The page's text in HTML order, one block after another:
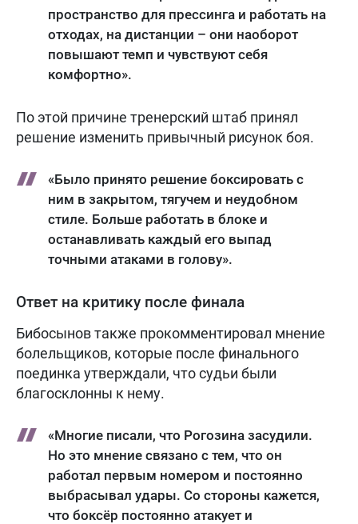
пространство для прессинга и работать на
отходах, на дистанции – они наоборот
повышают темп и чувствуют себя
комфортно».
По этой причине тренерский штаб принял
решение изменить привычный рисунок боя.
«Было принято решение боксировать с
ним в закрытом, тягучем и неудобном
стиле. Больше работать в блоке и
останавливать каждый его выпад
точными атаками в голову».
Ответ на критику после финала
Бибосынов также прокомментировал мнение
болельщиков, которые после финального
поединка утверждали, что судьи были
благосклонны к нему.
«Многие писали, что Рогозина засудили.
Но это мнение связано с тем, что он
работал первым номером и постоянно
выбрасывал удары. Со стороны кажется,
что боксёр постоянно атакует и